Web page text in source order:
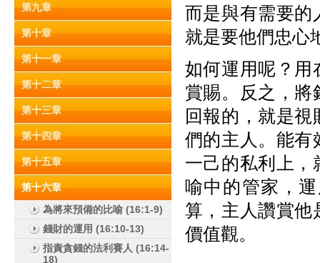
第九章
第十章
第十一章
第十二章
第十三章
第十四章
第十五章
第十六章
為將來預備的比喻 (16:1-9)
錢財的運用 (16:10-13)
指責貪錢的法利賽人 (16:14-
18)
而是與有需要的
就是要他們忠心
如何運用呢？用
賞賜。反之，將
回報的，就是
們的主人。能有
一己的私利上，
喻中的管家，
算，主人讚賞他
價值觀。